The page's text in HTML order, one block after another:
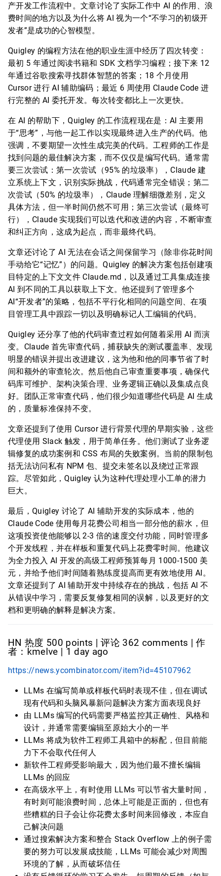
产开发工作流程中。文章讨论了实际工作中 AI 的作用、浪
费时间的地方以及为什么将 AI 视为一个“不学习的初级开
发者”是成功的心智模型。
Quigley 的编程方法在他的职业生涯中经历了四次转变：
最初 5 年通过阅读书籍和 SDK 文档学习编程；接下来 12
年通过谷歌搜索寻找群体智慧的答案；18 个月使用
Cursor 进行 AI 辅助编码；最近 6 周使用 Claude Code 进
行完整的 AI 委托开发。每次转变都比上一次更快。
在 AI 的帮助下，Quigley 的工作流程现在是：AI 主要用
于“思考”，与他一起工作以实现最终进入生产的代码。他
强调，不要期望一次性生成完美的代码。工程师的工作是
找到问题的最佳解决方案，而不仅仅是编写代码。通常需
要三次尝试：第一次尝试（95% 的垃圾率），Claude 建
立系统上下文，识别实际挑战，代码通常完全错误；第二
次尝试（50% 的垃圾率），Claude 理解细微差别，定义
具体方法，但一半时间仍然不可用；第三次尝试（最终可
行），Claude 实现我们可以迭代和改进的内容，不断审查
和纠正方向，这成为起点，而非最终代码。
文章还讨论了 AI 无法在会话之间保留学习（除非你花时间
手动给它“记忆”）的问题。Quigley 的解决方案包括创建项
目特定的上下文文件 Claude.md，以及通过工具集成连接
AI 到不同的工具以获取上下文。他还提到了管理多个
AI“开发者”的策略，包括不平行化相同的问题空间、在项
目管理工具中跟踪一切以及明确标记人工编辑的代码。
Quigley 还分享了他的代码审查过程如何随着采用 AI 而演
变。Claude 首先审查代码，捕获缺失的测试覆盖率、发现
明显的错误并提出改进建议，这为他和他的同事节省了时
间和额外的审查轮次。然后他自己审查重要事项，确保代
码库可维护、架构决策合理、业务逻辑正确以及集成点良
好。团队正常审查代码，他们很少知道哪些代码是 AI 生成
的，质量标准保持不变。
文章还提到了使用 Cursor 进行背景代理的早期实验，这些
代理使用 Slack 触发，用于简单任务。他们测试了业务逻
辑修复的成功案例和 CSS 布局的失败案例。当前的限制包
括无法访问私有 NPM 包、提交未签名以及绕过正常跟
踪。尽管如此，Quigley 认为这种代理处理小工单的潜力
巨大。
最后，Quigley 讨论了 AI 辅助开发的实际成本，他的
Claude Code 使用每月花费公司相当一部分他的薪水，但
这项投资使他能够以 2-3 倍的速度交付功能，同时管理多
个开发线程，并在样板和重复代码上花费零时间。他建议
为全力投入 AI 开发的高级工程师预算每月 1000-1500 美
元，并给予他们时间随着熟练度提高而更有效地使用 AI。
文章还提到了 AI 辅助开发中持续存在的挑战，包括 AI 不
从错误中学习，需要反复修复相同的误解，以及更好的文
档和更明确的解释是解决方案。
HN 热度 500 points | 评论 362 comments | 作
者：kmelve | 1 day ago
https://news.ycombinator.com/item?id=45107962
LLMs 在编写简单或样板代码时表现不佳，但在调试
现有代码和头脑风暴新问题解决方案方面表现良好
由 LLMs 编写的代码需要严格监控其正确性、风格和
设计，并通常需要编辑至原始大小的一半
LLMs 将成为软件工程师工具箱中的标配，但目前能
力下不会取代任何人
新软件工程师受影响最大，因为他们最不擅长编辑
LLMs 的回应
在高级水平上，有时使用 LLMs 可以节省大量时间，
有时则可能浪费时间，总体上可能是正面的，但也有
些糟糕的日子会让你花费太多时间来回修改，本应自
己解决问题
通过搜索解决方案和整合 Stack Overflow 上的例子需
要的努力可以发展成技能，LLMs 可能会减少对周围
环境的了解，从而破坏信任